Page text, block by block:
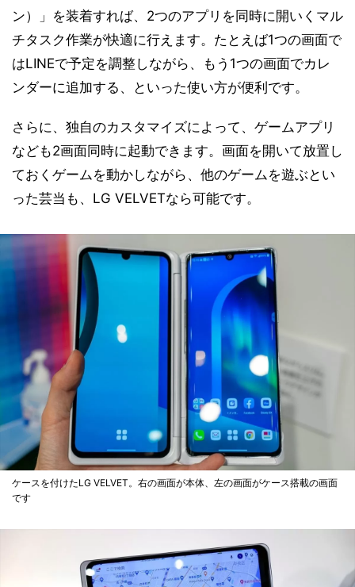
ン）」を装着すれば、2つのアプリを同時に開いくマル
チタスク作業が快適に行えます。たとえば1つの画面で
はLINEで予定を調整しながら、もう1つの画面でカレ
ンダーに追加する、といった使い方が便利です。
さらに、独自のカスタマイズによって、ゲームアプリ
なども2画面同時に起動できます。画面を開いて放置し
ておくゲームを動かしながら、他のゲームを遊ぶとい
った芸当も、LG VELVETなら可能です。
ケースを付けたLG VELVET。右の画面が本体、左の画面がケース搭載の画面
です